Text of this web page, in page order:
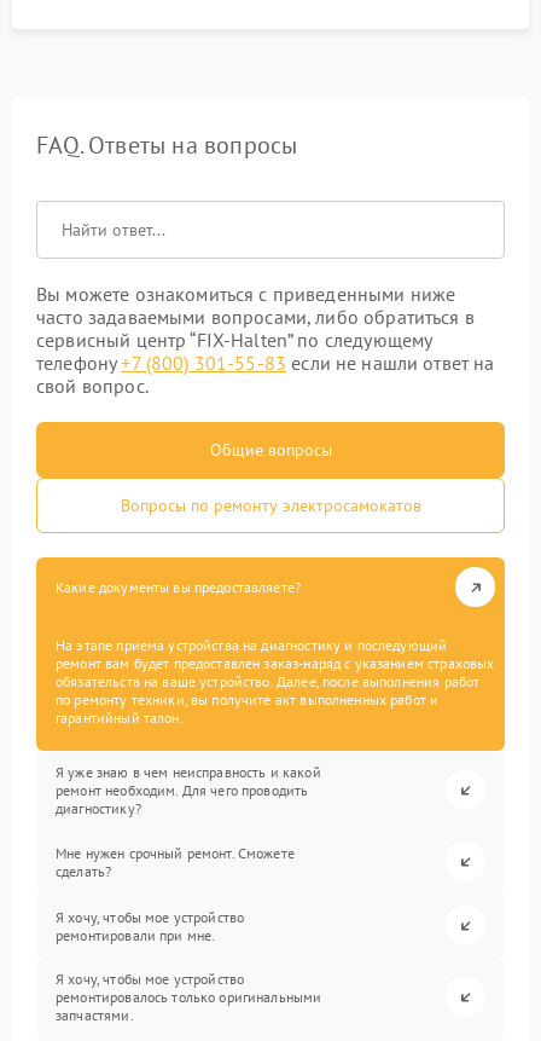
FAQ. Ответы на вопросы
Вы можете ознакомиться с приведенными ниже
часто задаваемыми вопросами, либо обратиться в
сервисный центр “FIX-Halten” по следующему
телефону+7 (800) 301-55-83 если не нашли ответ на
свой вопрос.
Общие вопросы
Вопросы по ремонту электросамокатов
Какие документы вы предоставляете?
На этапе приема устройства на диагностику и последующий
ремонт вам будет предоставлен заказ-наряд с указанием страховых
обязательств на ваше устройство. Далее, после выполнения работ
по ремонту техники, вы получите акт выполненных работ и
гарантийный талон.
Я уже знаю в чем неисправность и какой
ремонт необходим. Для чего проводить
диагностику?
Мне нужен срочный ремонт. Сможете
сделать?
Я хочу, чтобы мое устройство
ремонтировали при мне.
Я хочу, чтобы мое устройство
ремонтировалось только оригинальными
запчастями.